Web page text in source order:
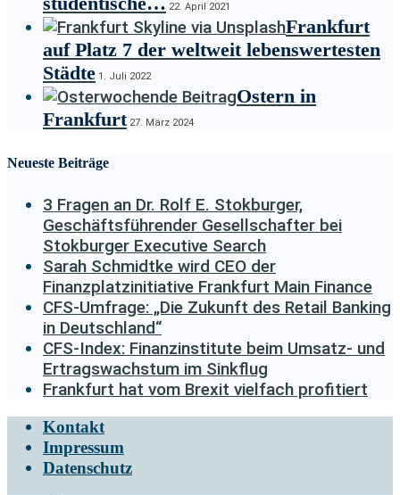
22. April 2021
Frankfurt
auf Platz 7 der weltweit lebenswertesten
Städte 1. Juli 2022
Ostern in
Frankfurt27. März 2024
Neueste Beiträge
3 Fragen an Dr. Rolf E. Stokburger,
Geschäftsführender Gesellschafter bei
Stokburger Executive Search
Sarah Schmidtke wird CEO der
Finanzplatzinitiative Frankfurt Main Finance
CFS-Umfrage: „Die Zukunft des Retail Banking
in Deutschland“
CFS-Index: Finanzinstitute beim Umsatz- und
Ertragswachstum im Sinkflug
Frankfurt hat vom Brexit vielfach profitiert
Kontakt
Impressum
Datenschutz